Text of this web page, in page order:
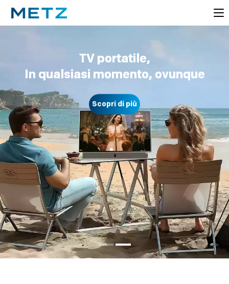
TV portatile,
In qualsiasi momento, ovunque
Scopri di più